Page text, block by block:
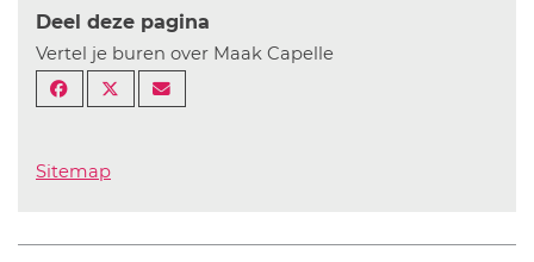
Deel deze pagina
Vertel je buren over Maak Capelle
Sitemap